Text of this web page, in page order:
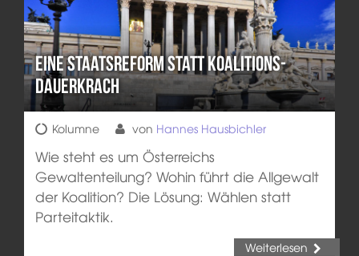
Eine Staatsreform statt Koalitions-
Dauerkrach
Kolumne von Hannes Hausbichler
Wie steht es um Österreichs
Gewaltenteilung? Wohin führt die Allgewalt
der Koalition? Die Lösung: Wählen statt
Parteitaktik.
Weiterlesen